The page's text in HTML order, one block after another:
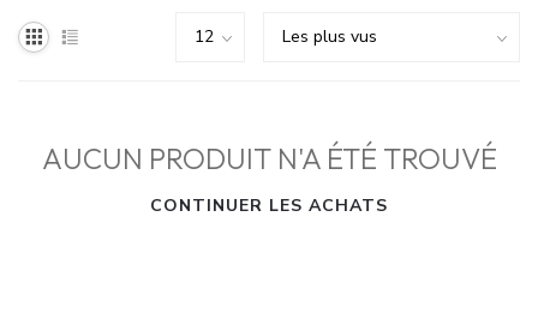
AUCUN PRODUIT N'A ÉTÉ TROUVÉ
CONTINUER LES ACHATS